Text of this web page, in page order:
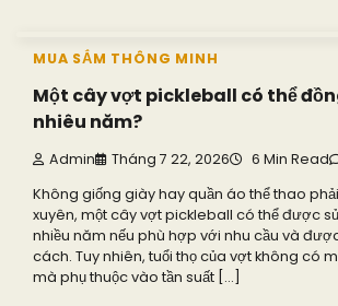
MUA SẮM THÔNG MINH
Một cây vợt pickleball có thể
nhiêu năm?
Admin Tháng 7 22, 2026 6 Min Read
Không giống giày hay quần áo thể thao
xuyên, một cây vợt pickleball có thể được
nhiều năm nếu phù hợp với nhu cầu và
cách. Tuy nhiên, tuổi thọ của vợt không có
mà phụ thuộc vào tần suất […]